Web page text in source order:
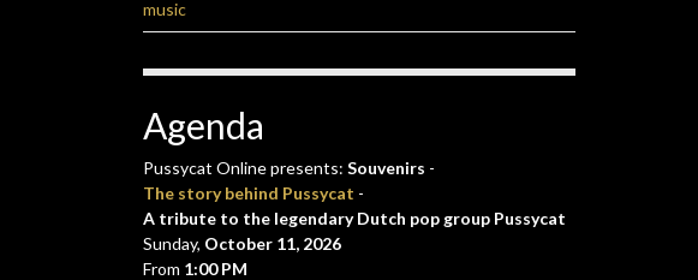
music
Agenda
Pussycat Online presents: Souvenirs -
The story behind Pussycat -
A tribute to the legendary Dutch pop group Pussycat
Sunday, October 11, 2026
From 1:00 PM